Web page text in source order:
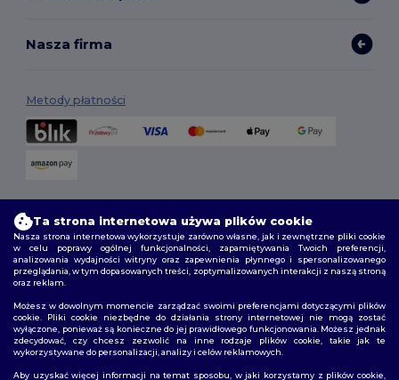
Nasza firma
Metody płatności
Śledź nas
Ta strona internetowa używa plików cookie
Nasza strona internetowa wykorzystuje zarówno własne, jak i zewnętrzne pliki cookie
w celu poprawy ogólnej funkcjonalności, zapamiętywania Twoich preferencji,
analizowania wydajności witryny oraz zapewnienia płynnego i spersonalizowanego
przeglądania, w tym dopasowanych treści, zoptymalizowanych interakcji z naszą stroną
oraz reklam.
Możesz w dowolnym momencie zarządzać swoimi preferencjami dotyczącymi plików
cookie. Pliki cookie niezbędne do działania strony internetowej nie mogą zostać
wyłączone, ponieważ są konieczne do jej prawidłowego funkcjonowania. Możesz jednak
zdecydować, czy chcesz zezwolić na inne rodzaje plików cookie, takie jak te
wykorzystywane do personalizacji, analizy i celów reklamowych.
Aby uzyskać więcej informacji na temat sposobu, w jaki korzystamy z plików cookie,